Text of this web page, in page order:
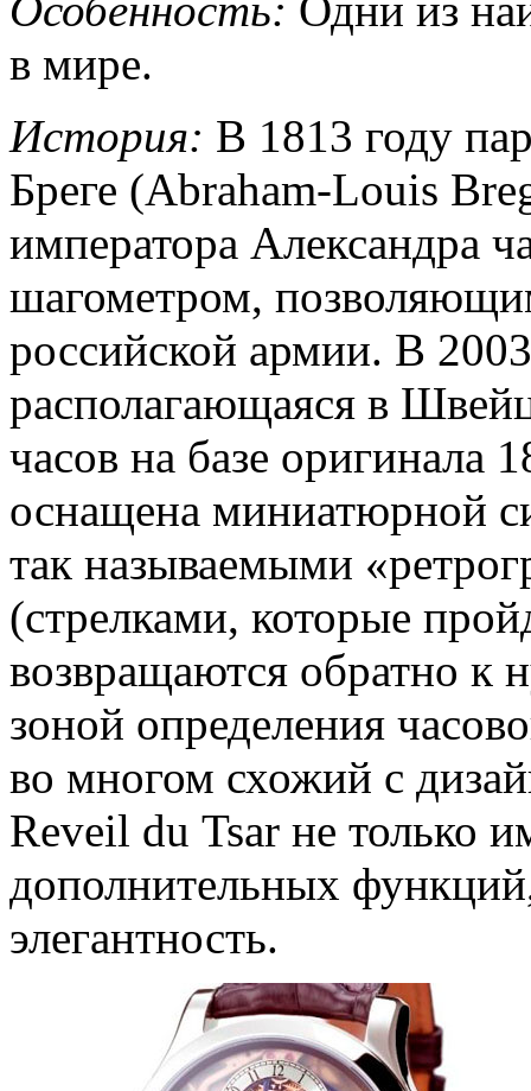
Особенность: Одни из
в мире.
История: В 1813 году
Бреге (Abraham-Louis
императора Александра
шагометром,
российской армии. В
располагающаяся в
часов на базе оригинала
оснащена миниатюрной
так называемыми
(стрелками, которые
возвращаются обратно к
зоной определения
во многом схожий с
Reveil du Tsar не только
дополнительных
элегантность.